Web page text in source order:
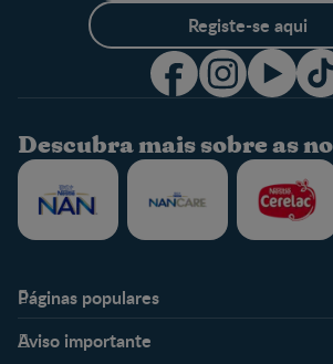
Registe-se aqui
Descubra mais sobre as
Páginas populares
Sobre Nós
Aviso importante